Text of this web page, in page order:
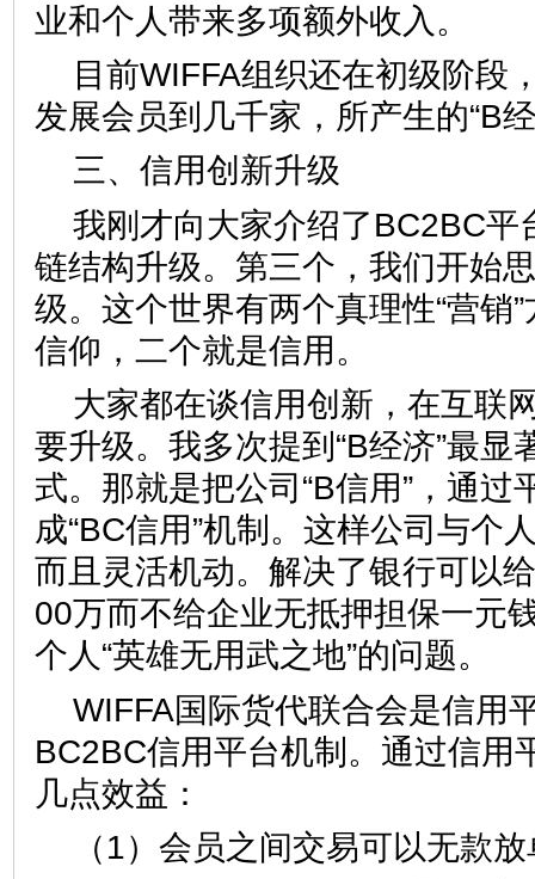
业和个人带来多项额外收入。
目前WIFFA组织还在初级阶段
发展会员到几千家，所产生的“B
三、信用创新升级
我刚才向大家介绍了BC2BC平
链结构升级。第三个，我们开始
级。这个世界有两个真理性“营销
信仰，二个就是信用。
大家都在谈信用创新，在互联
要升级。我多次提到“B经济”最显
式。那就是把公司“B信用”，通过
成“BC信用”机制。这样公司与个
而且灵活机动。解决了银行可以
00万而不给企业无抵押担保一元
个人“英雄无用武之地”的问题。
WIFFA国际货代联合会是信用
BC2BC信用平台机制。通过信用
几点效益：
（1）会员之间交易可以无款